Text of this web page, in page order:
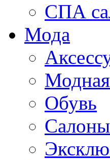
СПА
Мода
Обувь